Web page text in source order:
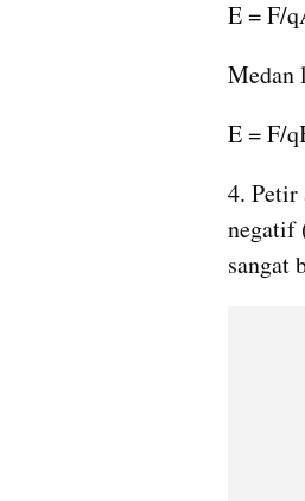
E = F/
Medan
E = F/
4. Petir
negatif
sangat